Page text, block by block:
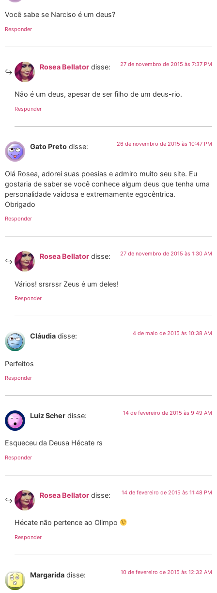
Você sabe se Narciso é um deus?
Responder
Rosea Bellator disse: 27 de novembro de 2015 às 7:37 PM
Não é um deus, apesar de ser filho de um deus-rio.
Responder
Gato Preto disse: 26 de novembro de 2015 às 10:47 PM
Olá Rosea, adorei suas poesias e admiro muito seu site. Eu
gostaria de saber se você conhece algum deus que tenha uma
personalidade vaidosa e extremamente egocêntrica.
Obrigado
Responder
Rosea Bellator disse: 27 de novembro de 2015 às 1:30 AM
Vários! srsrssr Zeus é um deles!
Responder
Cláudia disse: 4 de maio de 2015 às 10:38 AM
Perfeitos
Responder
Luiz Scher disse: 14 de fevereiro de 2015 às 9:49 AM
Esqueceu da Deusa Hécate rs
Responder
Rosea Bellator disse: 14 de fevereiro de 2015 às 11:48 PM
Hécate não pertence ao Olimpo
Responder
Margarida disse: 10 de fevereiro de 2015 às 12:32 AM